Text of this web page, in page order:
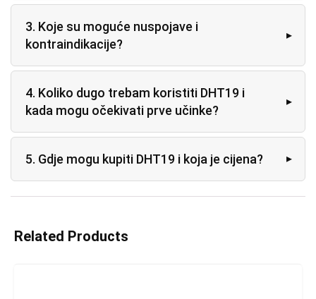
3. Koje su moguće nuspojave i
kontraindikacije?
4. Koliko dugo trebam koristiti DHT19 i
kada mogu očekivati prve učinke?
5. Gdje mogu kupiti DHT19 i koja je cijena?
Related Products